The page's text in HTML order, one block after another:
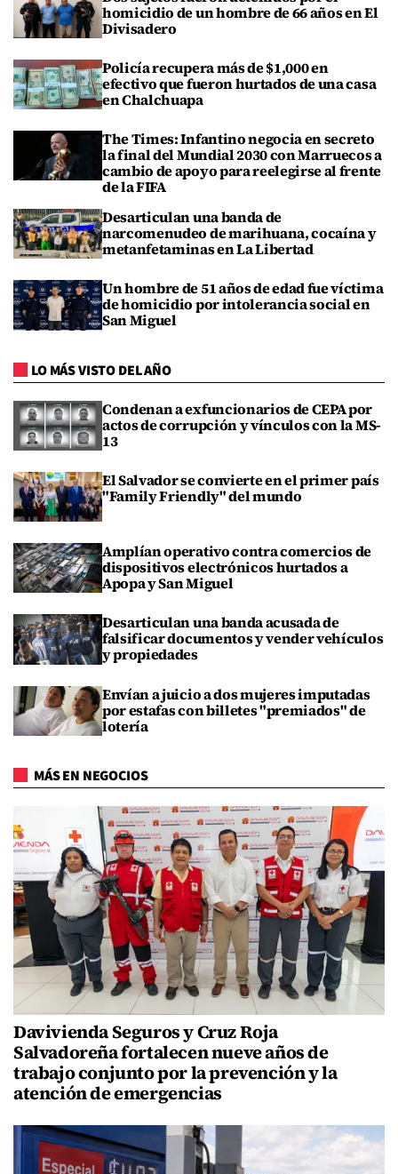
homicidio de un hombre de 66 años en El
Divisadero
Policía recupera más de $1,000 en
efectivo que fueron hurtados de una casa
en Chalchuapa
The Times: Infantino negocia en secreto
la final del Mundial 2030 con Marruecos a
cambio de apoyo para reelegirse al frente
de la FIFA
Desarticulan una banda de
narcomenudeo de marihuana, cocaína y
metanfetaminas en La Libertad
Un hombre de 51 años de edad fue víctima
de homicidio por intolerancia social en
San Miguel
LO MÁS VISTO DEL AÑO
Condenan a exfuncionarios de CEPA por
actos de corrupción y vínculos con la MS-
13
El Salvador se convierte en el primer país
"Family Friendly" del mundo
Amplían operativo contra comercios de
dispositivos electrónicos hurtados a
Apopa y San Miguel
Desarticulan una banda acusada de
falsificar documentos y vender vehículos
y propiedades
Envían a juicio a dos mujeres imputadas
por estafas con billetes "premiados" de
lotería
MÁS EN NEGOCIOS
Davivienda Seguros y Cruz Roja
Salvadoreña fortalecen nueve años de
trabajo conjunto por la prevención y la
atención de emergencias